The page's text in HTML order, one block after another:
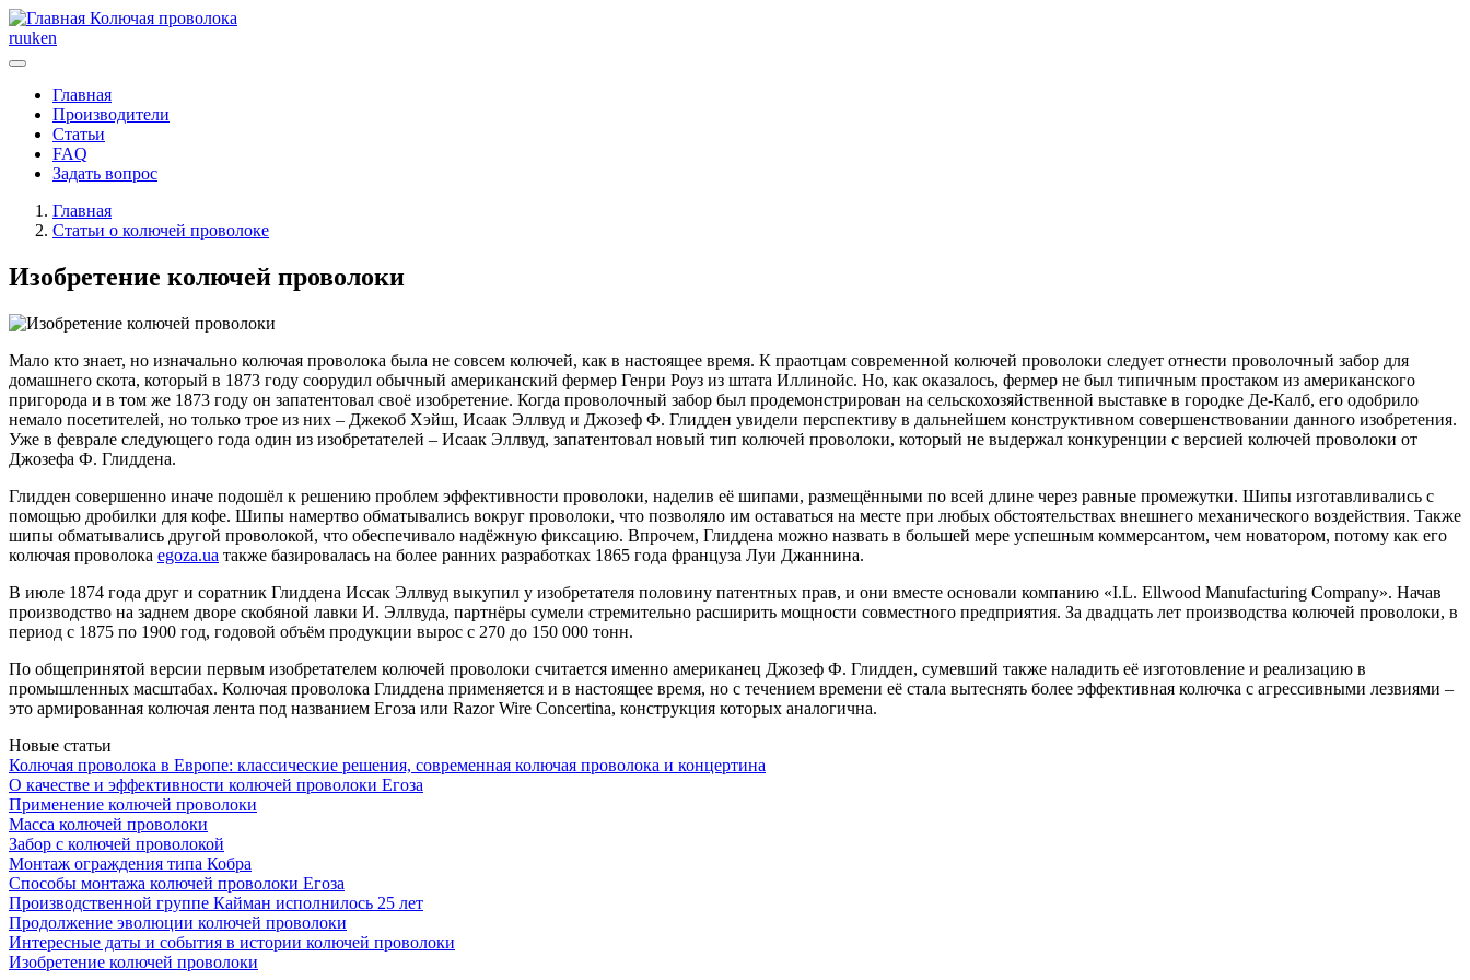
Колючая проволока
ruuken
Главная
Производители
Статьи
FAQ
Задать вопрос
Главная
Статьи о колючей проволоке
Изобретение колючей проволоки
Мало кто знает, но изначально колючая проволока была не совсем колючей, как в настоящее время. К праотцам современной колючей проволоки следует отнести проволочный забор для
домашнего скота, который в 1873 году соорудил обычный американский фермер Генри Роуз из штата Иллинойс. Но, как оказалось, фермер не был типичным простаком из американского
пригорода и в том же 1873 году он запатентовал своё изобретение. Когда проволочный забор был продемонстрирован на сельскохозяйственной выставке в городке Де-Калб, его одобрило
немало посетителей, но только трое из них – Джекоб Хэйш, Исаак Эллвуд и Джозеф Ф. Глидден увидели перспективу в дальнейшем конструктивном совершенствовании данного изобретения.
Уже в феврале следующего года один из изобретателей – Исаак Эллвуд, запатентовал новый тип колючей проволоки, который не выдержал конкуренции с версией колючей проволоки от
Джозефа Ф. Глиддена.
Глидден совершенно иначе подошёл к решению проблем эффективности проволоки, наделив её шипами, размещёнными по всей длине через равные промежутки. Шипы изготавливались с
помощью дробилки для кофе. Шипы намертво обматывались вокруг проволоки, что позволяло им оставаться на месте при любых обстоятельствах внешнего механического воздействия. Также
шипы обматывались другой проволокой, что обеспечивало надёжную фиксацию. Впрочем, Глиддена можно назвать в большей мере успешным коммерсантом, чем новатором, потому как его
колючая проволока egoza.ua также базировалась на более ранних разработках 1865 года француза Луи Джаннина.
В июле 1874 года друг и соратник Глиддена Иссак Эллвуд выкупил у изобретателя половину патентных прав, и они вместе основали компанию «I.L. Ellwood Manufacturing Company». Начав
производство на заднем дворе скобяной лавки И. Эллвуда, партнёры сумели стремительно расширить мощности совместного предприятия. За двадцать лет производства колючей проволоки, в
период с 1875 по 1900 год, годовой объём продукции вырос с 270 до 150 000 тонн.
По общепринятой версии первым изобретателем колючей проволоки считается именно американец Джозеф Ф. Глидден, сумевший также наладить её изготовление и реализацию в
промышленных масштабах. Колючая проволока Глиддена применяется и в настоящее время, но с течением времени её стала вытеснять более эффективная колючка с агрессивными лезвиями –
это армированная колючая лента под названием Егоза или Razor Wire Concertina, конструкция которых аналогична.
Новые статьи
Колючая проволока в Европе: классические решения, современная колючая проволока и концертина
О качестве и эффективности колючей проволоки Егоза
Применение колючей проволоки
Масса колючей проволоки
Забор с колючей проволокой
Монтаж ограждения типа Кобра
Способы монтажа колючей проволоки Егоза
Производственной группе Кайман исполнилось 25 лет
Продолжение эволюции колючей проволоки
Интересные даты и события в истории колючей проволоки
Изобретение колючей проволоки